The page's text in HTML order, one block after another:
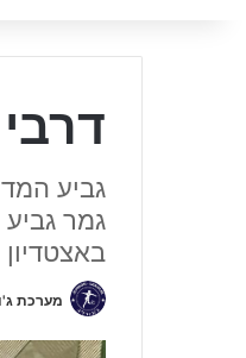
גביע
באצטדיון
מערכת